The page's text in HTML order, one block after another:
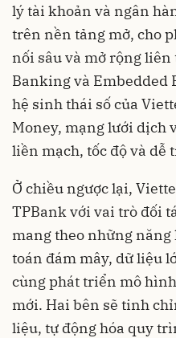
lý tài khoản và ngân
trên nền tảng mở, cho
nối sâu và mở rộng liên
Banking và Embedded
hệ sinh thái số của
Money, mạng lưới dịch
liền mạch, tốc độ và dễ
Ở chiều ngược lại,
TPBank với vai trò đối
mang theo những năng
toán đám mây, dữ liệu
cùng phát triển mô
mới. Hai bên sẽ tinh
liệu, tự động hóa quy